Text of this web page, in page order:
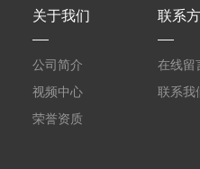
关于我们
公司简介
视频中心
荣誉资质
联系
在线留
联系我